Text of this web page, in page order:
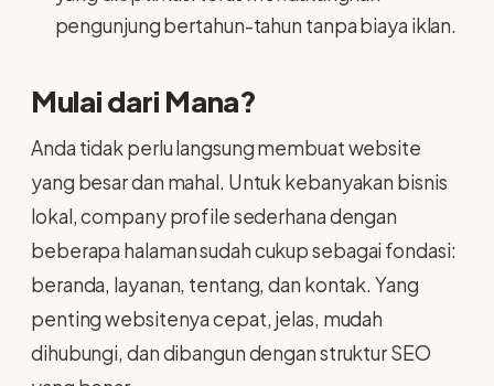
pengunjung bertahun-tahun tanpa biaya iklan.
Mulai dari Mana?
Anda tidak perlu langsung membuat website
yang besar dan mahal. Untuk kebanyakan bisnis
lokal, company profile sederhana dengan
beberapa halaman sudah cukup sebagai fondasi:
beranda, layanan, tentang, dan kontak. Yang
penting websitenya cepat, jelas, mudah
dihubungi, dan dibangun dengan struktur SEO